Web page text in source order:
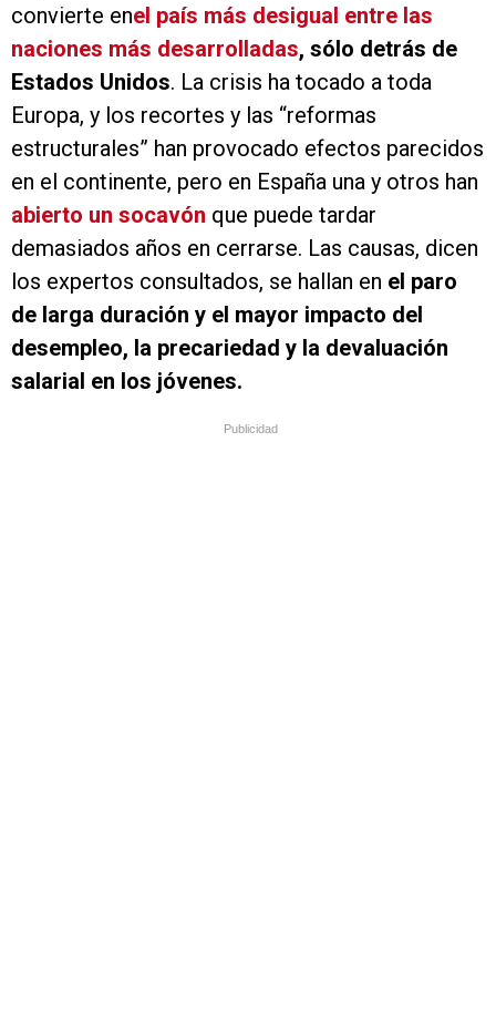
convierte enel país más desigual entre las
naciones más desarrolladas, sólo detrás de
Estados Unidos. La crisis ha tocado a toda
Europa, y los recortes y las “reformas
estructurales” han provocado efectos parecidos
en el continente, pero en España una y otros han
abierto un socavón que puede tardar
demasiados años en cerrarse. Las causas, dicen
los expertos consultados, se hallan en el paro
de larga duración y el mayor impacto del
desempleo, la precariedad y la devaluación
salarial en los jóvenes.
Publicidad